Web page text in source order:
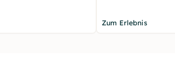
Zum Erlebnis